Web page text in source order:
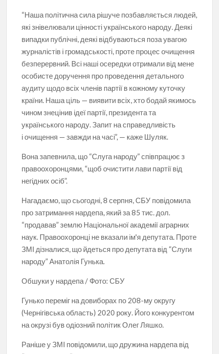
“Наша політична сила рішуче позбавляється людей,
які знівелювали цінності українського народу. Деякі
випадки публічні, деякі відбуваються поза увагою
журналістів і громадськості, проте процес очищення
безперервний. Всі наші осередки отримали від мене
особисте доручення про проведення детального
аудиту щодо всіх членів партії в кожному куточку
країни. Наша ціль — виявити всіх, хто бодай якимось
чином знецінив ідеї партії, президента та
українського народу. Запит на справедливість
і очищення — завжди на часі”, — каже Шуляк.
Вона запевнила, що “Слуга народу” співпрацює з
правоохоронцями, “щоб очистити лави партії від
негідних осіб”.
Нагадаємо, що сьогодні, 8 серпня, СБУ повідомила
про затримання нардепа, який за 85 тис. дол.
“продавав” землю Національної академії аграрних
наук. Правоохоронці не вказали ім'я депутата. Проте
ЗМІ дізналися, що йдеться про депутата від “Слуги
народу” Анатолія Гунька.
Обшуки у нардепа / Фото: СБУ
Гунько переміг на довиборах по 208-му округу
(Чернігівська область) 2020 року. Його конкурентом
на окрузі був одіозний політик Олег Ляшко.
Раніше у ЗМІ повідомили, що дружина нардепа від